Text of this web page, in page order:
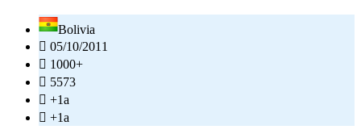
Bolivia
 05/10/2011
 1000+
 5573
 +1a
 +1a